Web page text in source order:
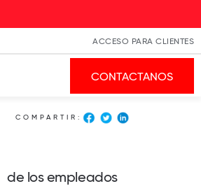
ACCESO PARA CLIENTES
CONTACTANOS
COMPARTIR:
de los empleados